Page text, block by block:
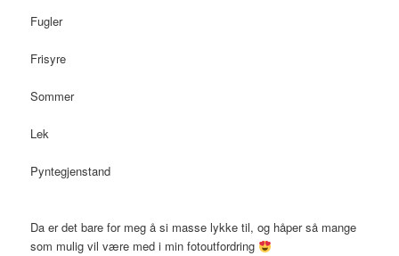
Fugler
Frisyre
Sommer
Lek
Pyntegjenstand
Da er det bare for meg å si masse lykke til, og håper så mange
som mulig vil være med i min fotoutfordring